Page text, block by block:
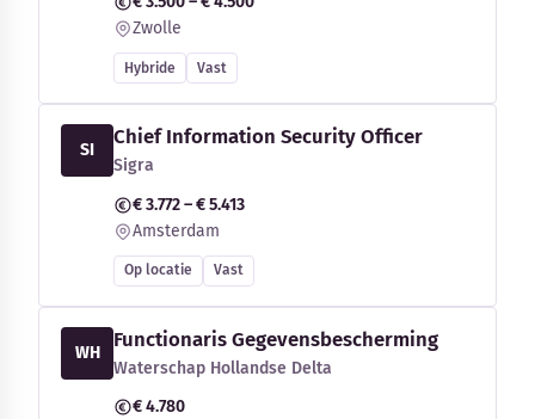
Zwolle
Hybride Vast
SI
Chief Information Security Officer
Sigra
€ 3.772 – € 5.413
Amsterdam
Op locatie Vast
WH
Functionaris Gegevensbescherming
Waterschap Hollandse Delta
€ 4.780